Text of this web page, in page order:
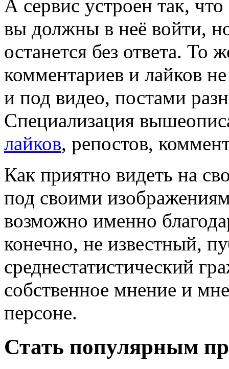
А сервис устроен так,
вы должны в неё войти,
останется без ответа. То
комментариев и лайков
и под видео, постами
Специализация
лайков, репостов,
Как приятно видеть на
под своими
возможно именно
конечно, не известный,
среднестатистический
собственное мнение и
персоне.
Стать популярным